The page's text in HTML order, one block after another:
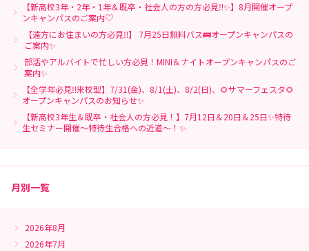
【新高校3年・2年・1年＆既卒・社会人の方の方必見‼✨】8月開催オープ
ンキャンパスのご案内♡
【遠方にお住まいの方必見‼】 7月25日無料バス🚌オープンキャンパスの
ご案内✨
部活やアルバイトで忙しい方必見！MINI＆ナイトオープンキャンパスのご
案内✨
【全学年必見‼来校型】7/31(金)、8/1(土)、8/2(日)、🌻サマーフェスタ🌻
オープンキャンパスのお知らせ✨
【新高校3年生＆既卒・社会人の方必見！】7月12日＆20日＆25日✨特待
生セミナー開催～特待生合格への近道～！✨
月別一覧
2026年8月
2026年7月